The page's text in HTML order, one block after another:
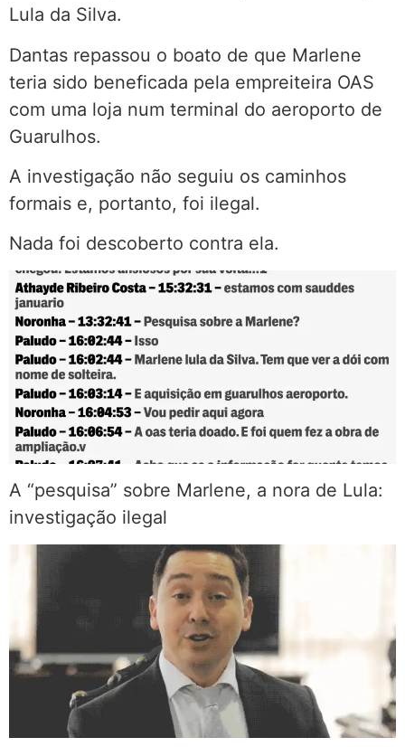
Lula da Silva.
Dantas repassou o boato de que Marlene
teria sido beneficada pela empreiteira OAS
com uma loja num terminal do aeroporto de
Guarulhos.
A investigação não seguiu os caminhos
formais e, portanto, foi ilegal.
Nada foi descoberto contra ela.
A “pesquisa” sobre Marlene, a nora de Lula:
investigação ilegal